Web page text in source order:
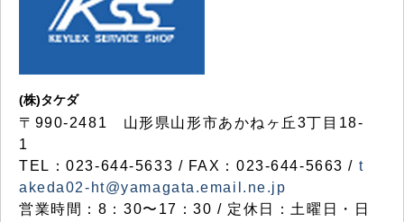
(株)タケダ
〒990-2481 山形県山形市あかねヶ丘3丁目18-
1
TEL：023-644-5633 / FAX：023-644-5663 / t
akeda02-ht@yamagata.email.ne.jp
営業時間：8：30〜17：30 / 定休日：土曜日・日